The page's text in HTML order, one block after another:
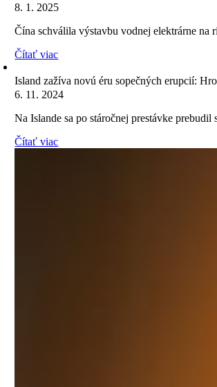
8. 1. 2025
Čína schválila výstavbu vodnej elektrárne na
Čítať viac
Island zažíva novú éru sopečných erupcií:
6. 11. 2024
Na Islande sa po stáročnej prestávke
Čítať viac